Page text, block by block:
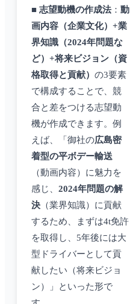
■ 志望動機の作成法： 動
画内容（企業文化）+業
界知識（2024年問題な
ど）+将来ビジョン（資
格取得と貢献） の3要素
で構成することで、競
合と差をつける志望動
機が作成できます。例
えば、「御社の広島密
着型の平ボデー輸送
（動画内容）に魅力を
感じ、 2024年問題の解
決 （業界知識）に貢献
するため、まずは4t免許
を取得し、5年後には大
型ドライバーとして貢
献したい（将来ビジョ
ン）」といった形で